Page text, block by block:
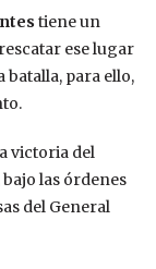
tiene un
ese lugar
batalla, para ello,
victoria del
las órdenes
del General